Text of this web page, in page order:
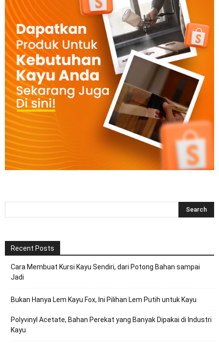
Recent Posts
Cara Membuat Kursi Kayu Sendiri, dari Potong Bahan sampai
Jadi
Bukan Hanya Lem Kayu Fox, Ini Pilihan Lem Putih untuk Kayu
Polyvinyl Acetate, Bahan Perekat yang Banyak Dipakai di Industri
Kayu